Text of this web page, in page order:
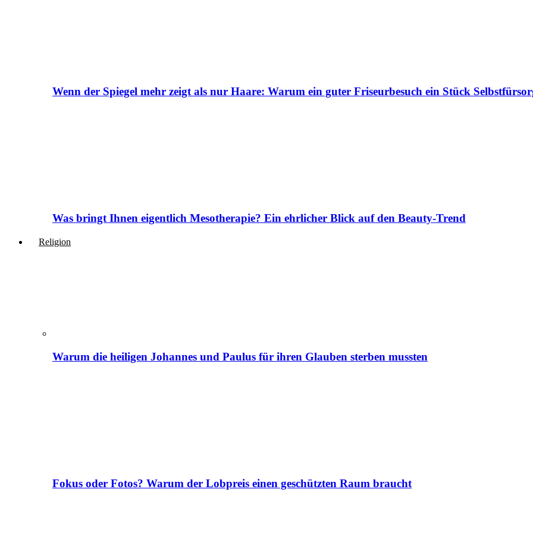
Wenn der Spiegel mehr zeigt als nur Haare: Warum ein guter Friseurbesuch ein Stück
Was bringt Ihnen eigentlich Mesotherapie? Ein ehrlicher Blick auf den Beauty-Trend
Religion
Warum die heiligen Johannes und Paulus für ihren Glauben sterben mussten
Fokus oder Fotos? Warum der Lobpreis einen geschützten Raum braucht